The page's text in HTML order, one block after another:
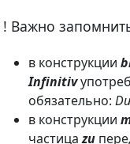
! Важно
в конструкции
Infinitiv
обязательно: Du
в конструкции
частицаzu